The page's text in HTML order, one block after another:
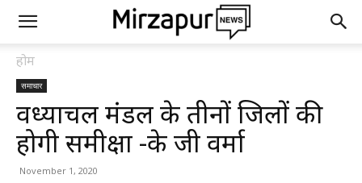
होम
समाचार
विंध्याचल मंडल के तीनों जिलों की
होगी समीक्षा -के जी वर्मा
November 1, 2020